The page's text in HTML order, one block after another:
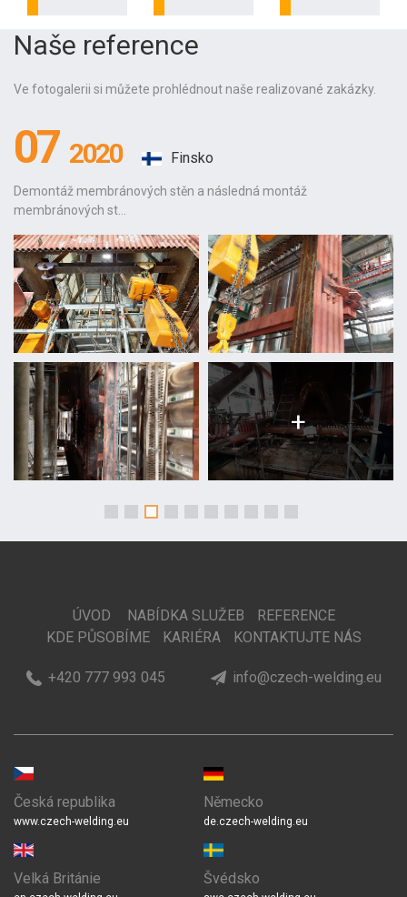
Naše reference
Ve fotogalerii si můžete prohlédnout naše realizované zakázky.
07 2020 Finsko
Demontáž membránových stěn a následná montáž
membránových st...
+
ÚVOD NABÍDKA SLUŽEB
REFERENCE
KDE PŮSOBÍME
KARIÉRA KONTAKTUJTE NÁS
+420 777 993 045 info@czech-welding.eu
Česká republika
www.czech-welding.eu
Německo
de.czech-welding.eu
Velká Británie Švédsko